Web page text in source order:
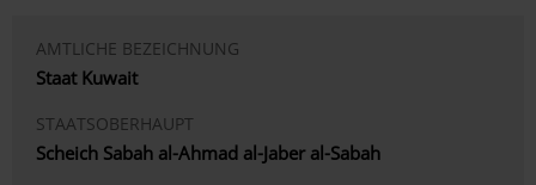
AMTLICHE BEZEICHNUNG
Staat Kuwait
STAATSOBERHAUPT
Scheich Sabah al-Ahmad al-Jaber al-Sabah